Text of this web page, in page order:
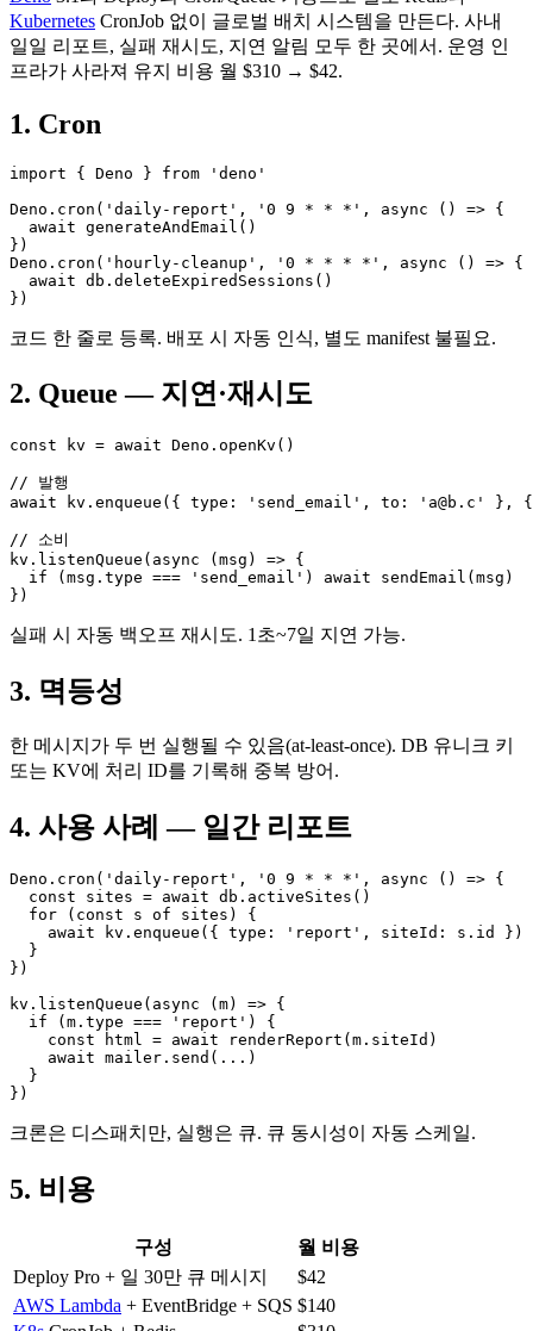
Kubernetes CronJob 없이 글로벌 배치 시스템을 만든다. 사내
일일 리포트, 실패 재시도, 지연 알림 모두 한 곳에서. 운영 인
프라가 사라져 유지 비용 월 $310 → $42.
1. Cron
import { Deno } from 'deno'
Deno.cron('daily-report', '0 9 * * *', async () => {
  await generateAndEmail()
})
Deno.cron('hourly-cleanup', '0 * * * *', async () => {
  await db.deleteExpiredSessions()
})
코드 한 줄로 등록. 배포 시 자동 인식, 별도 manifest 불필요.
2. Queue — 지연·재시도
const kv = await Deno.openKv()
// 발행
await kv.enqueue({ type: 'send_email', to: 'a@b.c' },
// 소비
kv.listenQueue(async (msg) => {
  if (msg.type === 'send_email') await sendEmail(msg)
})
실패 시 자동 백오프 재시도. 1초~7일 지연 가능.
3. 멱등성
한 메시지가 두 번 실행될 수 있음(at-least-once). DB 유니크 키
또는 KV에 처리 ID를 기록해 중복 방어.
4. 사용 사례 — 일간 리포트
Deno.cron('daily-report', '0 9 * * *', async () => {
  const sites = await db.activeSites()
  for (const s of sites) {
    await kv.enqueue({ type: 'report', siteId: s.id })
  }
})
kv.listenQueue(async (m) => {
  if (m.type === 'report') {
    const html = await renderReport(m.siteId)
    await mailer.send(...)
  }
})
크론은 디스패치만, 실행은 큐. 큐 동시성이 자동 스케일.
5. 비용
구성
월 비용
Deploy Pro + 일 30만 큐 메시지
$42
AWS Lambda + EventBridge + SQS $140